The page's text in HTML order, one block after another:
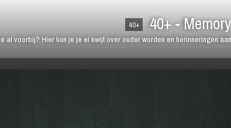
40+ 40+ -
al voorbij? Hier kun je je ei kwijt over ouder worden en herinneringen